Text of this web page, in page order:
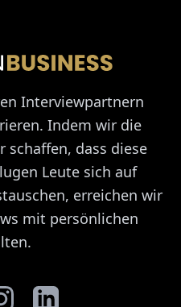
Interviewpartnern
Indem wir die
schaffen, dass diese
Leute sich auf
erreichen wir
mit persönlichen